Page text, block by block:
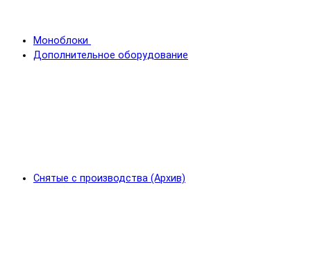
Моноблоки
Дополнительное оборудование
Снятые с производства (Архив)